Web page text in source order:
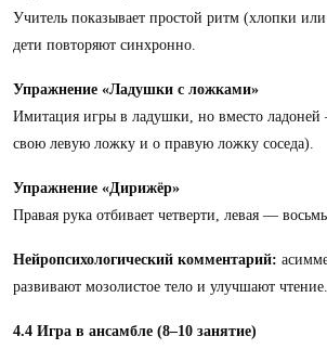
Учитель показывает простой ритм (хлопки
дети повторяют синхронно.
Упражнение «Ладушки с ложками»
Имитация игры в ладушки, но вместо
свою левую ложку и о правую ложку соседа).
Упражнение «Дирижёр»
Правая рука отбивает четверти, левая —
Нейропсихологический комментарий:
развивают мозолистое тело и улучшают чтение.
4.4 Игра в ансамбле (8–10 занятие)